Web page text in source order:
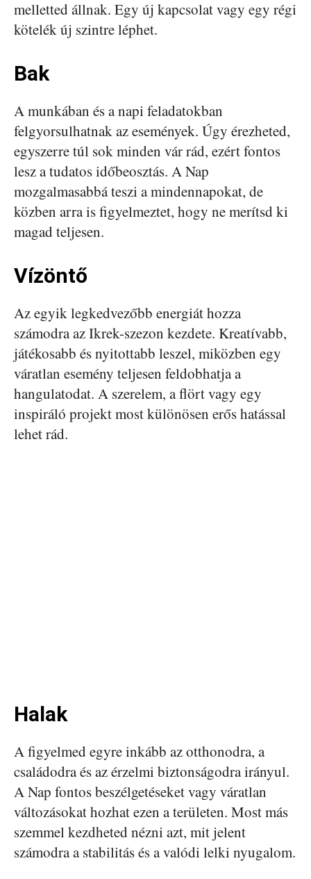
melletted állnak. Egy új kapcsolat vagy egy régi
kötelék új szintre léphet.
Bak
A munkában és a napi feladatokban
felgyorsulhatnak az események. Úgy érezheted,
egyszerre túl sok minden vár rád, ezért fontos
lesz a tudatos időbeosztás. A Nap
mozgalmasabbá teszi a mindennapokat, de
közben arra is figyelmeztet, hogy ne merítsd ki
magad teljesen.
Vízöntő
Az egyik legkedvezőbb energiát hozza
számodra az Ikrek-szezon kezdete. Kreatívabb,
játékosabb és nyitottabb leszel, miközben egy
váratlan esemény teljesen feldobhatja a
hangulatodat. A szerelem, a flört vagy egy
inspiráló projekt most különösen erős hatással
lehet rád.
Halak
A figyelmed egyre inkább az otthonodra, a
családodra és az érzelmi biztonságodra irányul.
A Nap fontos beszélgetéseket vagy váratlan
változásokat hozhat ezen a területen. Most más
szemmel kezdheted nézni azt, mit jelent
számodra a stabilitás és a valódi lelki nyugalom.